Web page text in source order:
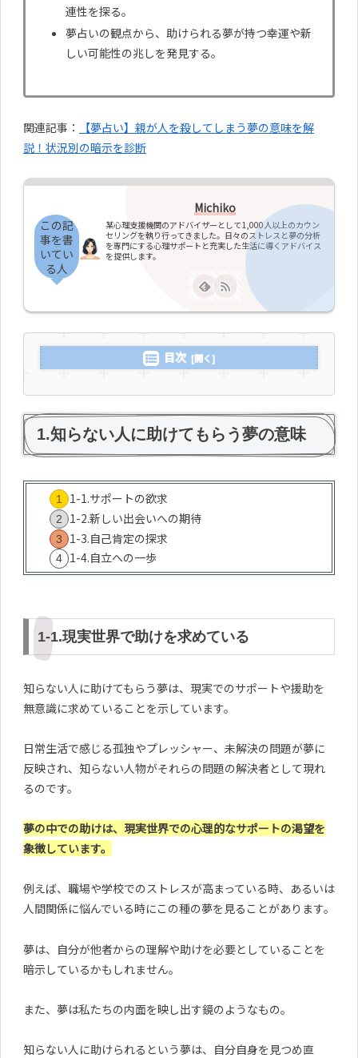
連性を探る。
夢占いの観点から、助けられる夢が持つ幸運や新
しい可能性の兆しを発見する。
関連記事：
【夢占い】親が人を殺してしまう夢の意味を解
説！状況別の暗示を診断
この記
事を書
いてい
る人
Michiko
某心理支援機関のアドバイザーとして1,000人以上のカウン
セリングを執り行ってきました。日々のストレスと夢の分析
を専門にする心理サポートと充実した生活に導くアドバイス
を提供します。
目次
1.知らない人に助けてもらう夢の意味
1-1.サポートの欲求
1-2.新しい出会いへの期待
1-3.自己肯定の探求
1-4.自立への一歩
1-1.現実世界で助けを求めている
知らない人に助けてもらう夢は、現実でのサポートや援助を
無意識に求めていることを示しています。
日常生活で感じる孤独やプレッシャー、未解決の問題が夢に
反映され、知らない人物がそれらの問題の解決者として現れ
るのです。
夢の中での助けは、現実世界での心理的なサポートの渇望を
象徴しています。
例えば、職場や学校でのストレスが高まっている時、あるいは
人間関係に悩んでいる時にこの種の夢を見ることがあります。
夢は、自分が他者からの理解や助けを必要としていることを
暗示しているかもしれません。
また、夢は私たちの内面を映し出す鏡のようなもの。
知らない人に助けられるという夢は、自分自身を見つめ直